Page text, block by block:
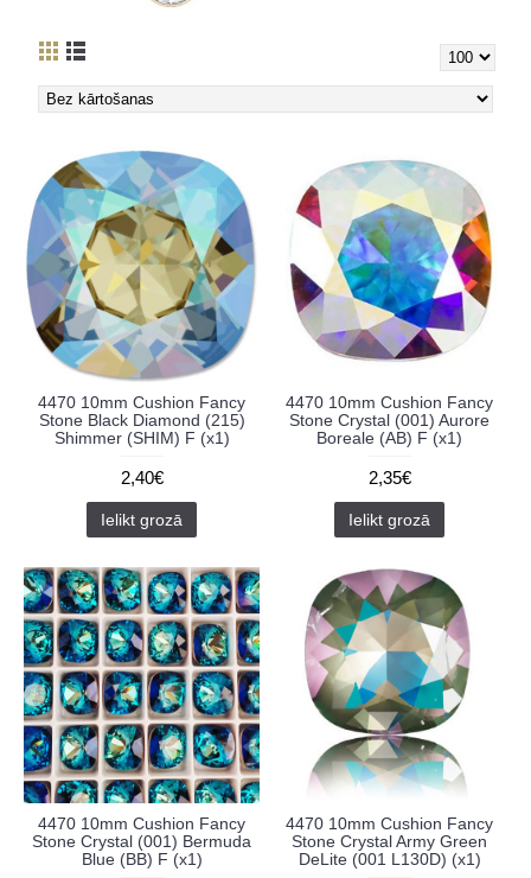
4470 10mm Cushion Fancy
Stone Black Diamond (215)
Shimmer (SHIM) F (x1)
2,40€
Ielikt grozā
4470 10mm Cushion Fancy
Stone Crystal (001) Aurore
Boreale (AB) F (x1)
2,35€
Ielikt grozā
4470 10mm Cushion Fancy
Stone Crystal (001) Bermuda
Blue (BB) F (x1)
4470 10mm Cushion Fancy
Stone Crystal Army Green
DeLite (001 L130D) (x1)